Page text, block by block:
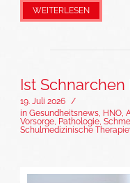
WEITERLESEN
Ist
19. Juli 2026 /
in Gesundheitsnews, HNO,
Vorsorge, Pathologie,
Schulmedizinische